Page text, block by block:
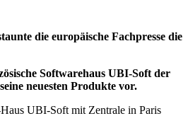
die europäische Fachpresse die
Softwarehaus UBI-Soft der
neuesten Produkte vor.
UBI-Soft mit Zentrale in Paris